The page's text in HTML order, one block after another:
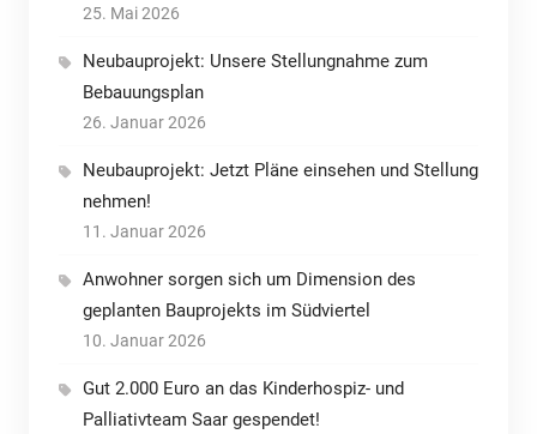
25. Mai 2026
Neubauprojekt: Unsere Stellungnahme zum
Bebauungsplan
26. Januar 2026
Neubauprojekt: Jetzt Pläne einsehen und Stellung
nehmen!
11. Januar 2026
Anwohner sorgen sich um Dimension des
geplanten Bauprojekts im Südviertel
10. Januar 2026
Gut 2.000 Euro an das Kinderhospiz- und
Palliativteam Saar gespendet!